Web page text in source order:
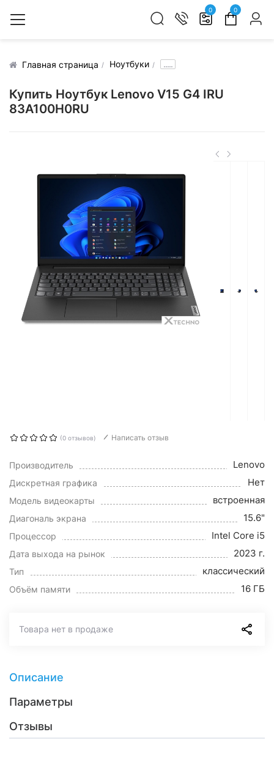
0 0
Главная страница Ноутбуки .....
Купить Ноутбук Lenovo V15 G4 IRU
83A100H0RU
(0 отзывов) Написать отзыв
Производитель Lenovo
Дискретная графика Нет
Модель видеокарты встроенная
Диагональ экрана 15.6"
Процессор Intel Core i5
Дата выхода на рынок 2023 г.
Тип классический
Объём памяти 16 ГБ
Товара нет в продаже
Описание
Параметры
Отзывы